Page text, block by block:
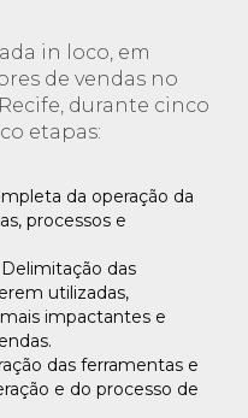
in loco, em
de vendas no
durante cinco
etapas:
da operação da
processos e
Delimitação das
utilizadas,
impactantes e
das ferramentas e
e do processo de